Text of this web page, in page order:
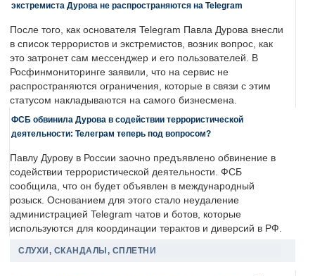
экстремиста Дурова не распространяются на Telegram
После того, как основателя Telegram Павла Дурова внесли
в список террористов и экстремистов, возник вопрос, как
это затронет сам мессенджер и его пользователей. В
Росфинмониторинге заявили, что на сервис не
распространяются ограничения, которые в связи с этим
статусом накладываются на самого бизнесмена.
ФСБ обвинила Дурова в содействии террористической
деятельности: Телеграм теперь под вопросом?
Павлу Дурову в России заочно предъявлено обвинение в
содействии террористической деятельности. ФСБ
сообщила, что он будет объявлен в международный
розыск. Основанием для этого стало неудаление
администрацией Telegram чатов и ботов, которые
используются для координации терактов и диверсий в РФ.
СЛУХИ, СКАНДАЛЫ, СПЛЕТНИ